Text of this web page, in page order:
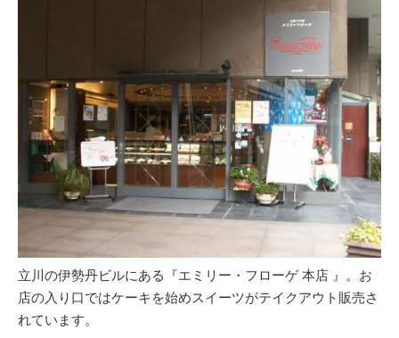
立川の伊勢丹ビルにある『エミリー・フローゲ 本店 』。お
店の入り口ではケーキを始めスイーツがテイクアウト販売さ
れています。